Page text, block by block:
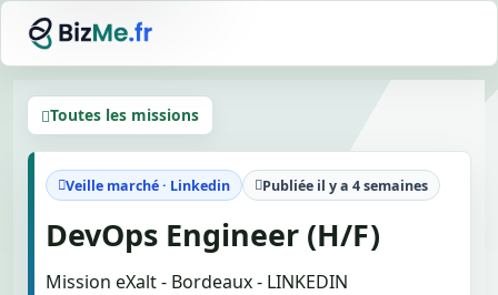
Toutes les missions
Veille marché · Linkedin Publiée il y a 4 semaines
DevOps Engineer (H/F)
Mission eXalt - Bordeaux - LINKEDIN